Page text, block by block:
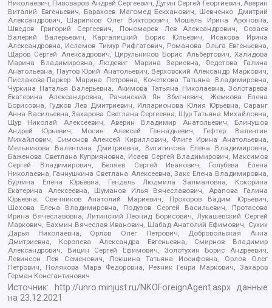
Николаевич, Пивоваров Андрей Сергеевич, Дугин Сергей Георгиевич, Аверин
Виталий Евгеньевич, Барахоев Магомед Бекханович, Шевченко Дмитрий
Александрович, Шарипков Олег Викторович, Мошель Ирина Ароновна,
Шведов Григорий Сергеевич, Пономарев Лев Александрович, Созаев
Валерий Валерьевич, Каргалицкий Борис Юльевич, Исакова Ирина
Александровна, Исламов Тимур Рифгатович, Романова Ольга Евгеньевна,
Щаров Сергей Алексадрович, Цирульников Борис Альбертович, Халидова
Марина Владимировна, Людевиг Марина Зариевна, Федотова Галина
Анатольевна, Паутов Юрий Анатольевич, Верховский Александр Маркович,
Пислакова-Паркер Марина Петровна, Кочеткова Татьяна Владимировна,
Чуркина Наталья Валерьевна, Акимова Татьяна Николаевна, Золотарева
Екатерина Александровна, Рачинский Ян Збигневич, Жемкова Елена
Борисовна, Гудков Лев Дмитриевич, Илларионова Юлия Юрьевна, Саранг
Анна Васильевна, Захарова Светлана Сергеевна, Щур Татьяна Михайловна,
Щур Николай Алексеевич, Аверин Владимир Анатольевич, Блинушов
Андрей Юрьевич, Мосин Алексей Геннадьевич, Гефтер Валентин
Михайлович, Симонов Алексей Кириллович, Флиге Ирина Анатольевна,
Мельникова Валентина Дмитриевна, Вититинова Елена Владимировна,
Баженова Светлана Куприяновна, Исаев Сергей Владимирович, Максимов
Сергей Владимирович, Беляев Сергей Иванович, Голубева Елена
Николаевна, Ганнушкина Светлана Алексеевна, Закс Елена Владимировна,
Буртина Елена Юрьевна, Гендель Людмила Залмановна, Кокорина
Екатерина Алексеевна, Шуманов Илья Вячеславович, Арапова Галина
Юрьевна, Свечников Анатолий Мариевич, Прохоров Вадим Юрьевич,
Шахова Елена Владимировна, Подузов Сергей Васильевич, Протасова
Ирина Вячеславовна, Литинский Леонид Борисович, Лукашевский Сергей
Маркович, Бахмин Вячеслав Иванович, Шабад Анатолий Ефимович, Сухих
Дарья Николаевна, Орлов Олег Петрович, Добровольская Анна
Дмитриевна, Королева Александра Евгеньевна, Смирнов Владимир
Александрович, Вицин Сергей Ефимович, Золотухин Борис Андреевич,
Левинсон Лев Семенович, Локшина Татьяна Иосифовна, Орлов Олег
Петрович, Полякова Мара Федоровна, Резник Генри Маркович, Захаров
Герман Константинович
Источник: http://unro.minjust.ru/NKOForeignAgent.aspxданные
на23.12.2021